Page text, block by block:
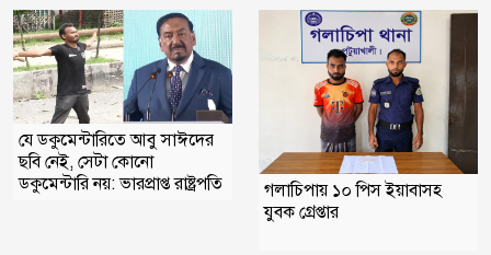
যে ডকুমেন্টারিতে আবু সাঈদের
ছবি নেই, সেটা কোনো
ডকুমেন্টারি নয়: ভারপ্রাপ্ত রাষ্ট্রপতি
গলাচিপায় ১০ পিস ইয়াবাসহ
যুবক গ্রেপ্তার